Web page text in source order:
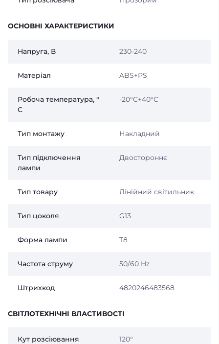
ОСНОВНІ ХАРАКТЕРИСТИКИ
Напруга, В 230-240
Матеріал ABS+PS
Робоча температура, °
С
-20°C+40°C
Тип монтажу Накладний
Тип підключення
лампи
Двостороннє
Тип товару Лінійний світильник
Тип цоколя G13
Форма лампи T8
Частота струму 50/60 Hz
Штрихкод 4820246483568
СВІТЛОТЕХНІЧНІ ВЛАСТИВОСТІ
Кут розсіювання
120°